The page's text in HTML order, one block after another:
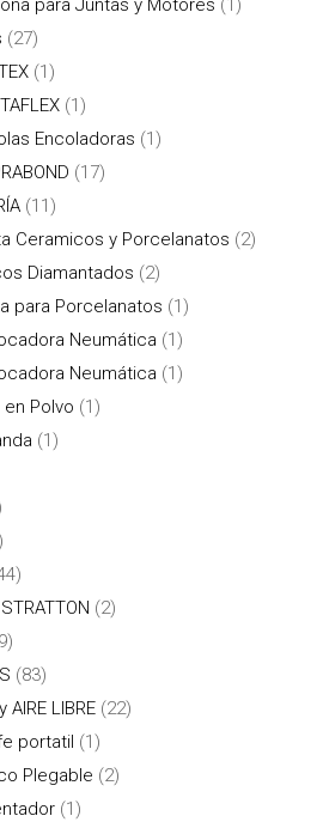
para Juntas y Motores (1)
(27)
(1)
(1)
Encoladoras (1)
(17)
(11)
Ceramicos y Porcelanatos (2)
Diamantados (2)
para Porcelanatos (1)
Neumática (1)
Neumática (1)
en Polvo (1)
(1)
(2)
(83)
AIRE LIBRE (22)
portatil (1)
Plegable (2)
(1)